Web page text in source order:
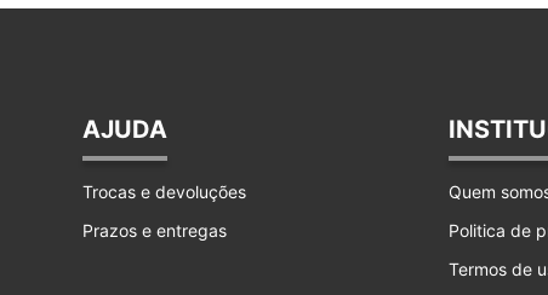
AJUDA
Trocas e devoluções
Prazos e entregas
Quem
Politica de
Termos de